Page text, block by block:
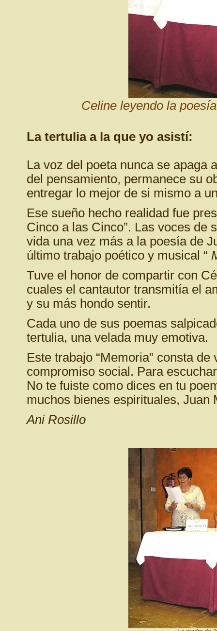
Celine leyendo la
La tertulia a la que yo asistí:
La voz del poeta nunca se apaga
del pensamiento, permanece su
entregar lo mejor de si mismo a
Ese sueño hecho realidad fue
Cinco a las Cinco”. Las voces de
vida una vez más a la poesía de
último trabajo poético y musical “
Tuve el honor de compartir con
cuales el cantautor transmitía el
y su más hondo sentir.
Cada uno de sus poemas
tertulia, una velada muy emotiva.
Este trabajo “Memoria” consta
compromiso social. Para
No te fuiste como dices en tu
muchos bienes espirituales, Juan
Ani Rosillo